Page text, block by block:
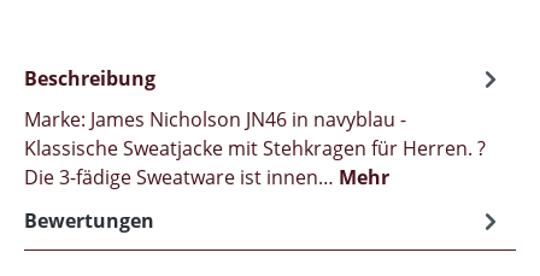
Beschreibung
Marke: James Nicholson JN46 in navyblau -
Klassische Sweatjacke mit Stehkragen für Herren. ?
Die 3-fädige Sweatware ist innen… Mehr
Bewertungen